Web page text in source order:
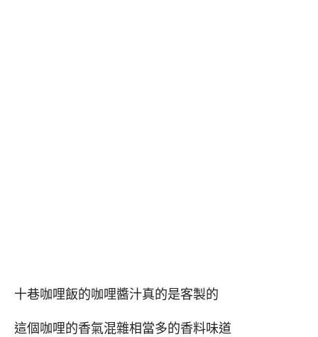
十巷咖哩飯的咖哩醬汁真的是客製的
這個咖哩的香氣混雜相當多的香料味道